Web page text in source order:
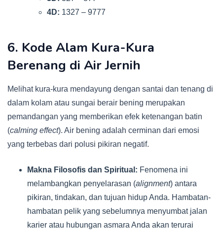
4D: 1327 – 9777
6. Kode Alam Kura-Kura
Berenang di Air Jernih
Melihat kura-kura mendayung dengan santai dan tenang di
dalam kolam atau sungai berair bening merupakan
pemandangan yang memberikan efek ketenangan batin
(calming effect). Air bening adalah cerminan dari emosi
yang terbebas dari polusi pikiran negatif.
Makna Filosofis dan Spiritual: Fenomena ini
melambangkan penyelarasan (alignment) antara
pikiran, tindakan, dan tujuan hidup Anda. Hambatan-
hambatan pelik yang sebelumnya menyumbat jalan
karier atau hubungan asmara Anda akan terurai